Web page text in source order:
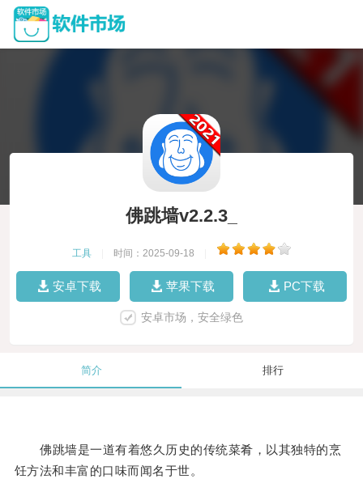
佛跳墙v2.2.3_
工具 时间：2025-09-18
安卓下载 苹果下载 PC下载
安卓市场，安全绿色
简介 排行
佛跳墙是一道有着悠久历史的传统菜肴，以其独特的烹
饪方法和丰富的口味而闻名于世。